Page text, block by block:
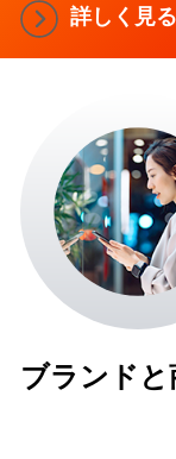
詳しく見る
ブランドと